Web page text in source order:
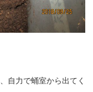
自力で蛹室から出てく